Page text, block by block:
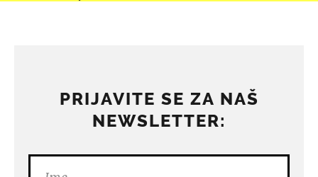
PRIJAVITE SE ZA NAŠ
NEWSLETTER: